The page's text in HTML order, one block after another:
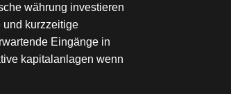
währung investieren
und kurzzeitige
Eingänge in
kapitalanlagen wenn